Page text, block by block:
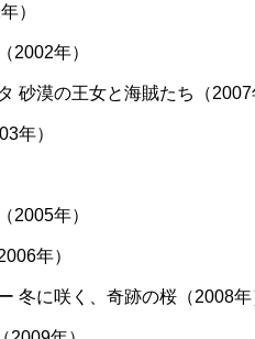
）
2002年）
砂漠の王女と海賊たち（2007
年）
2005年）
年）
冬に咲く、奇跡の桜（2008年